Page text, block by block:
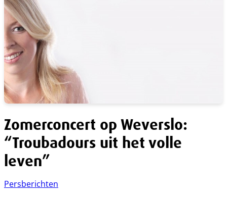
Zomerconcert op Weverslo:
“Troubadours uit het volle
leven”
Persberichten